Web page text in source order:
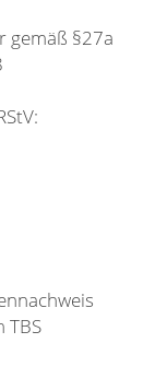
gemäß §27a
TBS